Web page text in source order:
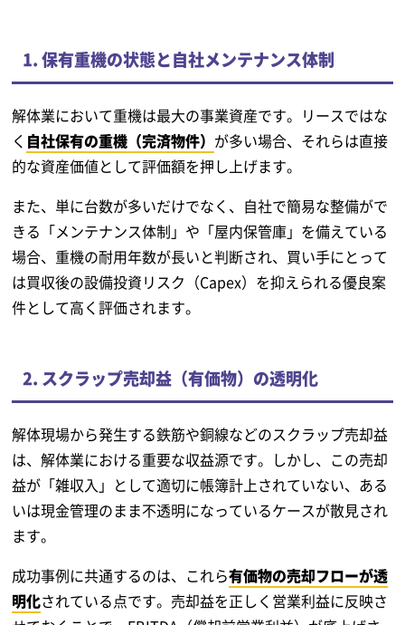
1. 保有重機の状態と自社メンテナンス体制
解体業において重機は最大の事業資産です。リースではな
く 自社保有の重機（完済物件） が多い場合、それらは直接
的な資産価値として評価額を押し上げます。
また、単に台数が多いだけでなく、自社で簡易な整備がで
きる「メンテナンス体制」や「屋内保管庫」を備えている
場合、重機の耐用年数が長いと判断され、買い手にとって
は買収後の設備投資リスク（Capex）を抑えられる優良案
件として高く評価されます。
2. スクラップ売却益（有価物）の透明化
解体現場から発生する鉄筋や銅線などのスクラップ売却益
は、解体業における重要な収益源です。しかし、この売却
益が「雑収入」として適切に帳簿計上されていない、ある
いは現金管理のまま不透明になっているケースが散見され
ます。
成功事例に共通するのは、これら有価物の売却フローが透
明化されている点です。売却益を正しく営業利益に反映さ